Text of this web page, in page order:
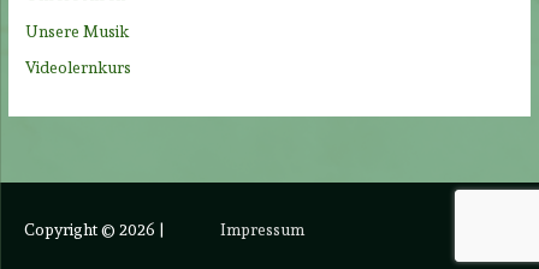
Unsere Musik
Videolernkurs
Copyright © 2026 | Impressum